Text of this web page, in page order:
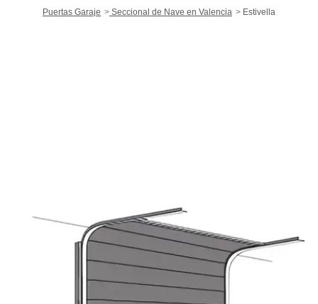
Puertas Garaje Seccional de Nave en Valencia Estivella